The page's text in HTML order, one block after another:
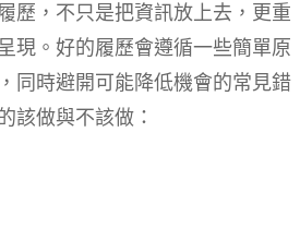
歷，不只是把資訊放上去，更重
現。好的履歷會遵循一些簡單原
同時避開可能降低機會的常見錯
該做與不該做：